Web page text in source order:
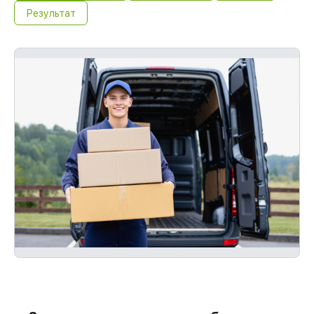
Результат